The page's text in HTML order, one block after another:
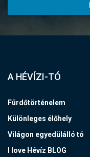
A HÉVÍZI-TÓ
Fürdőtörténelem
Különleges élőhely
Világon egyedülálló tó
I love Hévíz BLOG